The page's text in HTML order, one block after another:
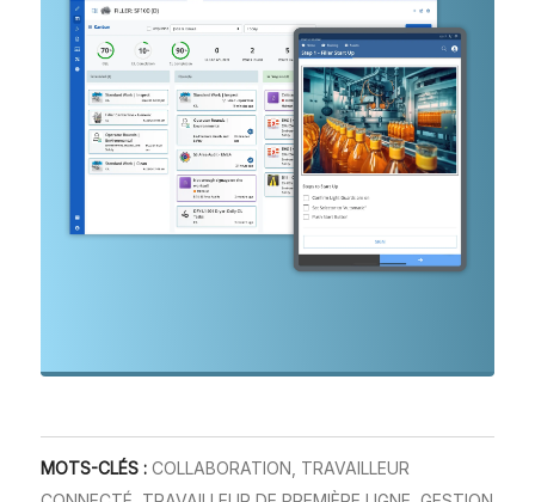
MOTS-CLÉS : COLLABORATION TRAVAILLEUR